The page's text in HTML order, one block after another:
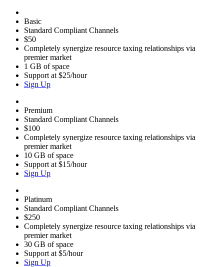
Basic
Standard Compliant Channels
$50
Completely synergize resource taxing relationships via
premier market
1 GB of space
Support at $25/hour
Sign Up
Premium
Standard Compliant Channels
$100
Completely synergize resource taxing relationships via
premier market
10 GB of space
Support at $15/hour
Sign Up
Platinum
Standard Compliant Channels
$250
Completely synergize resource taxing relationships via
premier market
30 GB of space
Support at $5/hour
Sign Up